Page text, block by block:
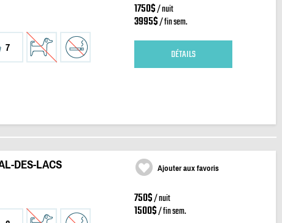
7
1750$/ nuit
3995$/ fin sem.
DÉTAILS
DES-LACS Ajouter aux favoris
750$/ nuit
1500$/ fin sem.